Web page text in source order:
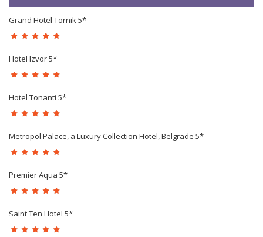
Grand Hotel Tornik 5*
Hotel Izvor 5*
Hotel Tonanti 5*
Metropol Palace, a Luxury Collection Hotel, Belgrade 5*
Premier Aqua 5*
Saint Ten Hotel 5*